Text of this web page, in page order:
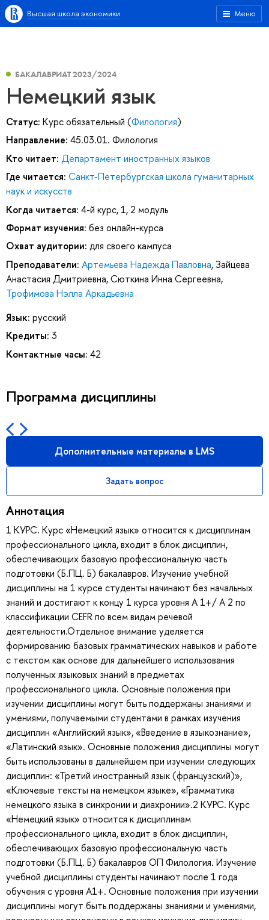
Меню
Высшая школа экономики
БАКАЛАВРИАТ 2023/2024
Немецкий язык
Статус: Курс обязательный (Филология)
Направление: 45.03.01. Филология
Кто читает: Департамент иностранных языков
Где читается: Санкт-Петербургская школа гуманитарных
наук и искусств
Когда читается: 4-й курс, 1, 2 модуль
Формат изучения: без онлайн-курса
Охват аудитории: для своего кампуса
Преподаватели: Артемьева Надежда Павловна, Зайцева
Анастасия Дмитриевна,Сюткина Инна Сергеевна,
Трофимова Нэлла Аркадьевна
Язык: русский
Кредиты: 3
Контактные часы: 42
Программа дисциплины
Дополнительные материалы в LMS
Задать вопрос
Аннотация
1 КУРС. Курс «Немецкий язык» относится к дисциплинам
профессионального цикла, входит в блок дисциплин,
обеспечивающих базовую профессиональную часть
подготовки (Б.ПЦ. Б) бакалавров. Изучение учебной
дисциплины на 1 курсе студенты начинают без начальных
знаний и достигают к концу 1 курса уровня А 1+/ А 2 по
классификации CEFR по всем видам речевой
деятельности.Отдельное внимание уделяется
формированию базовых грамматических навыков и работе
с текстом как основе для дальнейшего использования
полученных языковых знаний в предметах
профессионального цикла. Основные положения при
изучении дисциплины могут быть поддержаны знаниями и
умениями, получаемыми студентами в рамках изучения
дисциплин «Английский язык», «Введение в языкознание»,
«Латинский язык». Основные положения дисциплины могут
быть использованы в дальнейшем при изучении следующих
дисциплин: «Третий иностранный язык (французский)»,
«Ключевые тексты на немецком языке», «Грамматика
немецкого языка в синхронии и диахронии».2 КУРС. Курс
«Немецкий язык» относится к дисциплинам
профессионального цикла, входит в блок дисциплин,
обеспечивающих базовую профессиональную часть
подготовки (Б.ПЦ. Б) бакалавров ОП Филология. Изучение
учебной дисциплины студенты начинают после 1 года
обучения с уровня A1+. Основные положения при изучении
дисциплины могут быть поддержаны знаниями и умениями,